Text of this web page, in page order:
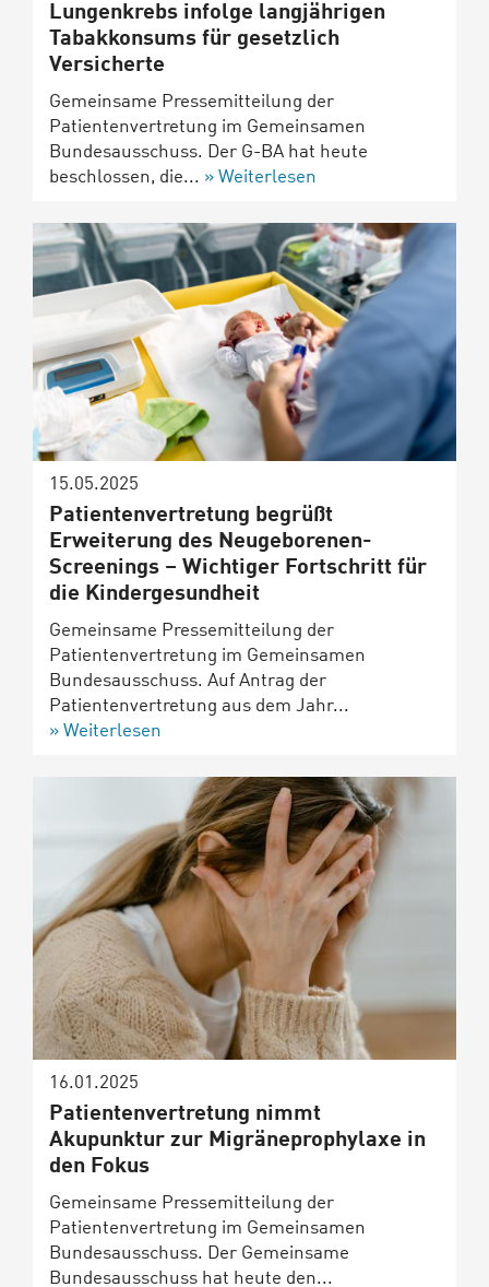
Lungenkrebs infolge langjährigen
Tabakkonsums für gesetzlich
Versicherte
Gemeinsame Pressemitteilung der
Patientenvertretung im Gemeinsamen
Bundesausschuss. Der G-BA hat heute
beschlossen, die...
Weiterlesen
15.05.2025
Patientenvertretung begrüßt
Erweiterung des Neugeborenen-
Screenings – Wichtiger Fortschritt für
die Kindergesundheit
Gemeinsame Pressemitteilung der
Patientenvertretung im Gemeinsamen
Bundesausschuss. Auf Antrag der
Patientenvertretung aus dem Jahr...
Weiterlesen
16.01.2025
Patientenvertretung nimmt
Akupunktur zur Migräneprophylaxe in
den Fokus
Gemeinsame Pressemitteilung der
Patientenvertretung im Gemeinsamen
Bundesausschuss. Der Gemeinsame
Bundesausschuss hat heute den...